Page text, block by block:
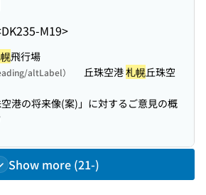
M19>
飛行場
altLabel） 丘珠空港札幌丘珠空
空港の将来像(案)」に対するご意見の概
Show more (21-)